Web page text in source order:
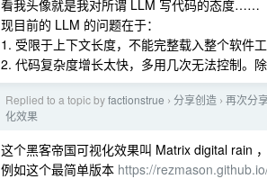
看我头像就是我对所谓 LLM 写代码的态度……
现目前的 LLM 的问题在于：
1. 受限于上下文长度，不能完整载入整个软件
2. 代码复杂度增长太快，多用几次无法控制。
Replied to a topic byfactionstrue › 分享创造 › 再次分
化效果
这个黑客帝国可视化效果叫 Matrix digital rain
例如这个最简单版本 https://